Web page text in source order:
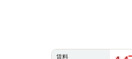
賃料